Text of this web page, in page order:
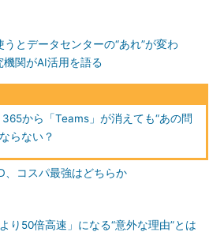
うとデータセンターの“あれ”が変わ
関がAI活用を語る
から「Teams」が消えても“あの問
らない？
、コスパ最強はどちらか
り50倍高速」になる“意外な理由”とは